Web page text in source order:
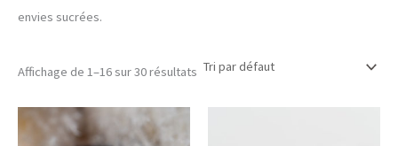
envies sucrées.
Affichage de 1–16 sur 30 résultats